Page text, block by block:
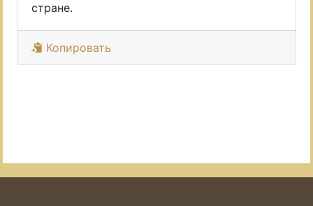
стране.
Копировать